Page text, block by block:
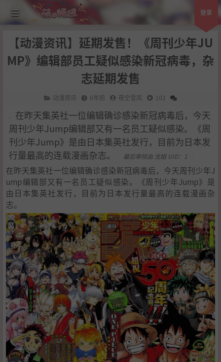
登录
【动漫资讯】延期发售！《周刊少年JU
MP》编辑部员工疑似感染新冠病毒，杂
志延期发售
动漫资讯 6年前 夜空雪凤 102
在昨天集英社一位编辑确诊感染新冠病毒后，今天
周刊少年Jump编辑部又有一名员工疑似感染。《周
刊少年Jump》是由日本集英社发行，目前为日本发
行量最高的连载漫画杂志。
最后审核由 龙姐 UID：1
在昨天集英社一位编辑确诊感染新冠病毒后，今天周刊少年J
ump编辑部又有一名员工疑似感染。《周刊少年Jump》是
由日本集英社发行，目前为日本发行量最高的连载漫画杂
志。